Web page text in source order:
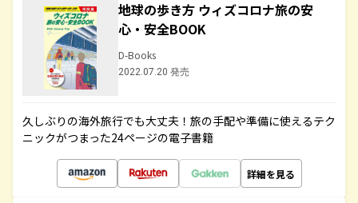
地球の歩き方 ウィズコロナ旅の安
心・安全BOOK
D-Books
2022.07.20 発売
久しぶりの海外旅行でも大丈夫！旅の手配や準備に使えるテク
ニックがつまった24ページの電子書籍
詳細を見る